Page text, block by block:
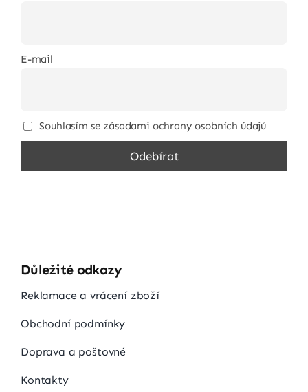
E-mail
Souhlasím se zásadami ochrany osobních údajů
Důležité odkazy
Reklamace a vrácení zboží
Obchodní podmínky
Doprava a poštovné
Kontakty